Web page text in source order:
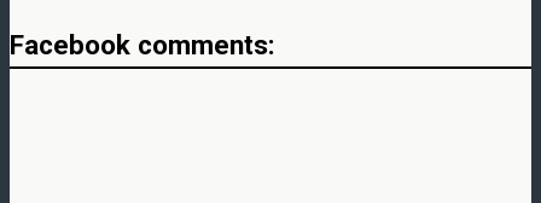
Facebook comments: